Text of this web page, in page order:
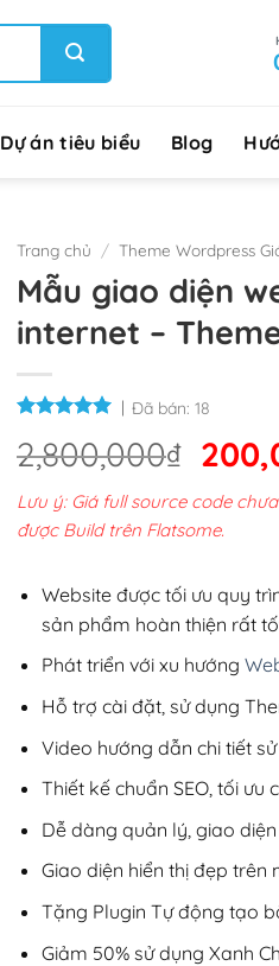
Dự án tiêu biểu Blog
Trang chủ / Theme Wordpress
Mẫu giao diện
internet –
Đã bán: 18
2,800,000₫ Giá
gốc
là:
Lưu ý: Giá full source code
được Build trên Flatsome.
Website được tối ưu quy
sản phẩm hoàn thiện rất
Phát triển với xu hướng
Hỗ trợ cài đặt, sử dụng
Video hướng dẫn chi tiết
Thiết kế chuẩn SEO, tối ưu
Dễ dàng quản lý, giao diện
Giao diện hiển thị đẹp trên
Tặng Plugin Tự động tạo
Giảm 50% sử dụng Xanh